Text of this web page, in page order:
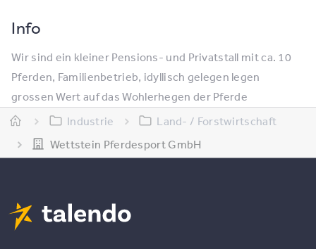
Info
Wir sind ein kleiner Pensions- und Privatstall mit ca. 10
Pferden, Familienbetrieb, idyllisch gelegen legen
grossen Wert auf das Wohlerhegen der Pferde
Industrie
Land- / Forstwirtschaft
Wettstein Pferdesport GmbH